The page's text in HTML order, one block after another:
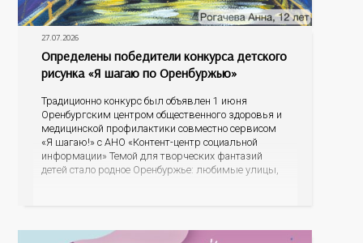
27.07.2026
Определены победители конкурса детского
рисунка «Я шагаю по Оренбуржью»
Традиционно конкурс был объявлен 1 июня
Оренбургским центром общественного здоровья и
медицинской профилактики совместно сервисом
«Я шагаю!» с АНО «Контент-центр социальной
информации» Темой для творческих фантазий
детей стало родное Оренбуржье: любимые улицы,